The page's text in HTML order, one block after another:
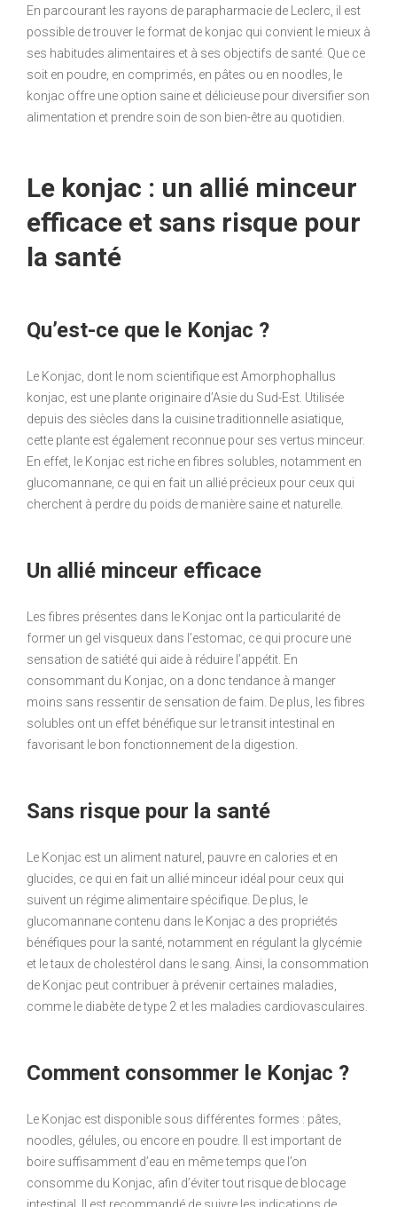
En parcourant les rayons de parapharmacie de Leclerc, il est
possible de trouver le format de konjac qui convient le mieux à
ses habitudes alimentaires et à ses objectifs de santé. Que ce
soit en poudre, en comprimés, en pâtes ou en noodles, le
konjac offre une option saine et délicieuse pour diversifier son
alimentation et prendre soin de son bien-être au quotidien.
Le konjac : un allié minceur
efficace et sans risque pour
la santé
Qu’est-ce que le Konjac ?
Le Konjac, dont le nom scientifique est Amorphophallus
konjac, est une plante originaire d’Asie du Sud-Est. Utilisée
depuis des siècles dans la cuisine traditionnelle asiatique,
cette plante est également reconnue pour ses vertus minceur.
En effet, le Konjac est riche en fibres solubles, notamment en
glucomannane, ce qui en fait un allié précieux pour ceux qui
cherchent à perdre du poids de manière saine et naturelle.
Un allié minceur efficace
Les fibres présentes dans le Konjac ont la particularité de
former un gel visqueux dans l’estomac, ce qui procure une
sensation de satiété qui aide à réduire l’appétit. En
consommant du Konjac, on a donc tendance à manger
moins sans ressentir de sensation de faim. De plus, les fibres
solubles ont un effet bénéfique sur le transit intestinal en
favorisant le bon fonctionnement de la digestion.
Sans risque pour la santé
Le Konjac est un aliment naturel, pauvre en calories et en
glucides, ce qui en fait un allié minceur idéal pour ceux qui
suivent un régime alimentaire spécifique. De plus, le
glucomannane contenu dans le Konjac a des propriétés
bénéfiques pour la santé, notamment en régulant la glycémie
et le taux de cholestérol dans le sang. Ainsi, la consommation
de Konjac peut contribuer à prévenir certaines maladies,
comme le diabète de type 2 et les maladies cardiovasculaires.
Comment consommer le Konjac ?
Le Konjac est disponible sous différentes formes : pâtes,
noodles, gélules, ou encore en poudre. Il est important de
boire suffisamment d’eau en même temps que l’on
consomme du Konjac, afin d’éviter tout risque de blocage